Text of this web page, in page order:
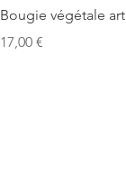
Bougie végétale
Precio
17,00 €